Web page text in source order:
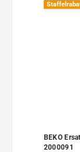
BEKO
2000091